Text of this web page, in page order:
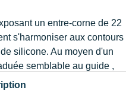
un entre-corne de 22
s'harmoniser aux contours
silicone. Au moyen d'un
semblable au guide ,
que vous décidez